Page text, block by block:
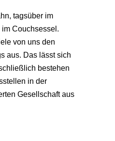
tagsüber im
Couchsessel.
von uns den
aus. Das lässt sich
bestehen
in der
Gesellschaft aus